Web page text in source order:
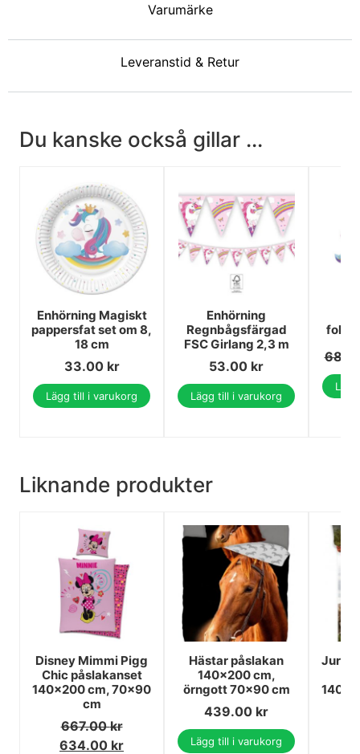
Varumärke
Leveranstid & Retur
Du kanske också gillar ...
Enhörning Magiskt
pappersfat set om 8,
18 cm
33.00 kr
Lägg till i varukorg
Enhörning
Regnbågsfärgad
FSC Girlang 2,3 m
53.00 kr
Lägg till i varukorg
Liknande produkter
Disney Mimmi Pigg
Chic påslakanset
140×200 cm, 70×90
cm
667.00kr
634.00 kr
Hästar påslakan
140x200 cm,
örngott 70x90 cm
439.00 kr
Lägg till i varukorg